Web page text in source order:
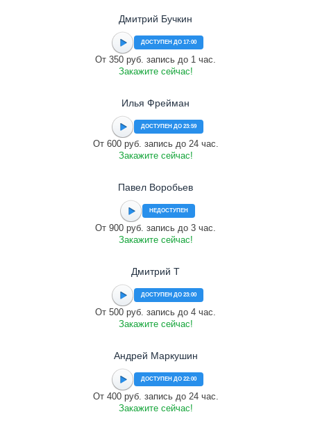
Дмитрий Бучкин
ДОСТУПЕН ДО 17:00
От 350 руб. запись до 1 час.
Закажите сейчас!
Илья Фрейман
ДОСТУПЕН ДО 23:59
От 600 руб. запись до 24 час.
Закажите сейчас!
Павел Воробьев
НЕДОСТУПЕН
От 900 руб. запись до 3 час.
Закажите сейчас!
Дмитрий Т
ДОСТУПЕН ДО 23:00
От 500 руб. запись до 4 час.
Закажите сейчас!
Андрей Маркушин
ДОСТУПЕН ДО 22:00
От 400 руб. запись до 24 час.
Закажите сейчас!